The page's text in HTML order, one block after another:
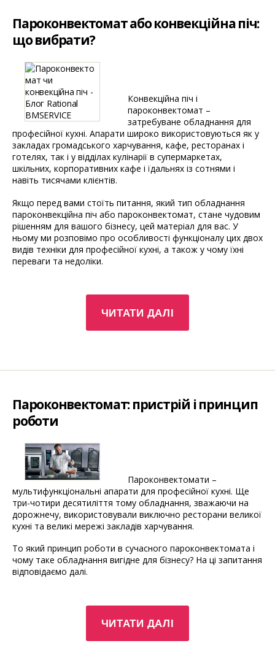
Пароконвектомат або конвекційна піч:
що вибрати?
Конвекційна піч і
пароконвектомат –
затребуване обладнання для
професійної кухні. Апарати широко використовуються як у
закладах громадського харчування, кафе, ресторанах і
готелях, так і у відділах кулінарії в супермаркетах,
шкільних, корпоративних кафе і їдальнях із сотнями і
навіть тисячами клієнтів.
Якщо перед вами стоїть питання, який тип обладнання
пароконвекційна піч або пароконвектомат, стане чудовим
рішенням для вашого бізнесу, цей матеріал для вас. У
ньому ми розповімо про особливості функціоналу цих двох
видів техніки для професійної кухні, а також у чому їхні
переваги та недоліки.
ЧИТАТИ ДАЛІ
Пароконвектомат: пристрій і принцип
роботи
Пароконвектомати –
мультифункціональні апарати для професійної кухні. Ще
три-чотири десятиліття тому обладнання, зважаючи на
дорожнечу, використовували виключно ресторани великої
кухні та великі мережі закладів харчування.
То який принцип роботи в сучасного пароконвектомата і
чому таке обладнання вигідне для бізнесу? На ці запитання
відповідаємо далі.
ЧИТАТИ ДАЛІ
“Пароконвектомат: